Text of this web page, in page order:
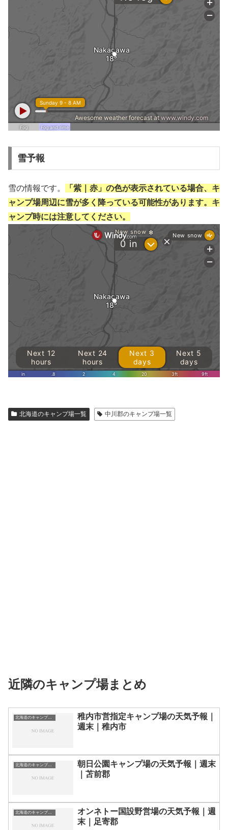
雪予報
雪の情報です。
「紫｜赤」の色が表示されている場合、キ
ャンプ場周辺に雪が多く降っている可能性があります。キ
ャンプ時には注意してください。
北海道のキャンプ場一覧 中川郡のキャンプ場一覧
近隣のキャンプ場まとめ
北海道のキャンプ場一覧
稚内市営指定キャンプ場の天気予報｜
週末｜稚内市
北海道のキャンプ場一覧
朝日公園キャンプ場の天気予報｜週末
｜苫前郡
北海道のキャンプ場一覧
オンネトー国設野営場の天気予報｜週
末｜足寄郡